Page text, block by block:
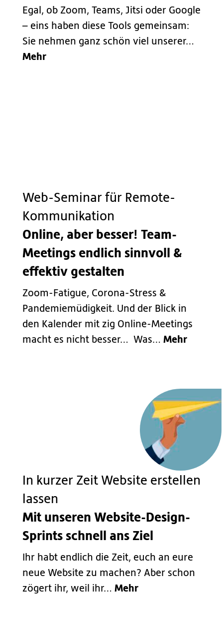
Egal, ob Zoom, Teams, Jitsi oder Google
– eins haben diese Tools gemeinsam:
Sie nehmen ganz schön viel unserer…
Mehr
Web-Seminar für Remote-
Kommunikation
Online, aber besser! Team-
Meetings endlich sinnvoll &
effektiv gestalten
Zoom-Fatigue, Corona-Stress &
Pandemiemüdigkeit. Und der Blick in
den Kalender mit zig Online-Meetings
macht es nicht besser… Was… Mehr
In kurzer Zeit Website erstellen
lassen
Mit unseren Website-Design-
Sprints schnell ans Ziel
Ihr habt endlich die Zeit, euch an eure
neue Website zu machen? Aber schon
zögert ihr, weil ihr… Mehr